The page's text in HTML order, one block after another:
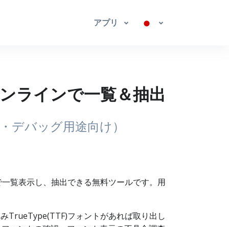
アプリ
ラインで一覧＆抽出
デバッグ用途向け）
覧表示し、抽出できる無料ツールです。用
TrueType(TTF)フォントがあれば取り出し